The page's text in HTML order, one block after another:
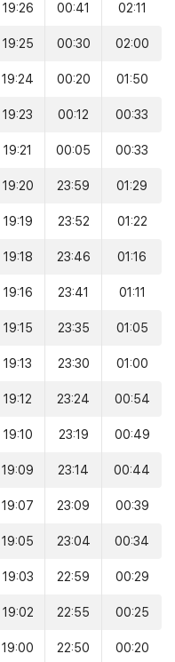
19:26 00:41 02:11
19:25 00:30 02:00
19:24 00:20 01:50
19:23 00:12 00:33
19:21 00:05 00:33
19:20 23:59 01:29
19:19 23:52 01:22
19:18 23:46 01:16
19:16 23:41 01:11
19:15 23:35 01:05
19:13 23:30 01:00
19:12 23:24 00:54
19:10 23:19 00:49
19:09 23:14 00:44
19:07 23:09 00:39
19:05 23:04 00:34
19:03 22:59 00:29
19:02 22:55 00:25
19:00 22:50 00:20